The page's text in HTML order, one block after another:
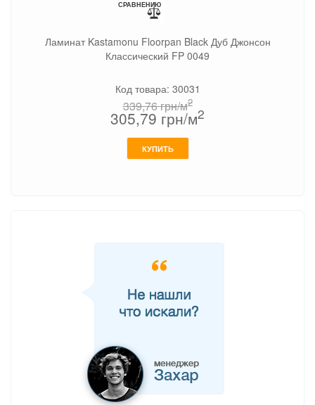
СРАВНЕНИЮ
Ламинат Kastamonu Floorpan Black Дуб Джонсон
Классический FP 0049
Код товара: 30031
339,76грн/м2
305,79 грн/м2
КУПИТЬ